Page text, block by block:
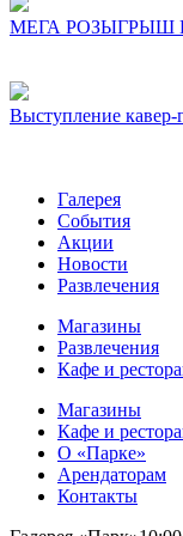
МЕГА РОЗЫГРЫШ
Выступление кавер-
Галерея
События
Акции
Новости
Развлечения
Магазины
Развлечения
Кафе и
Магазины
Кафе и
О «Парке»
Арендаторам
Контакты